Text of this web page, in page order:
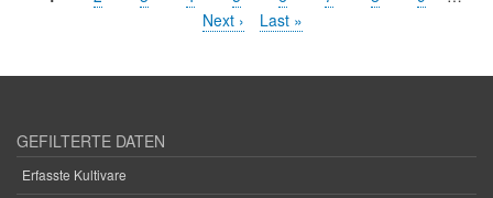
Seitennummerierung
Nächste
Next ›
Letzte
Last »
GEFILTERTE DATEN
Erfasste Kultivare